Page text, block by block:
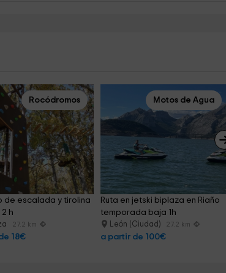
Rocódromos
de escalada y tirolina
h
27.2 km
18€
Motos de Agua
Ruta en jetski biplaza en Riaño
temporada baja 1h
León (Ciudad) 27.2 km
a partir de 100€